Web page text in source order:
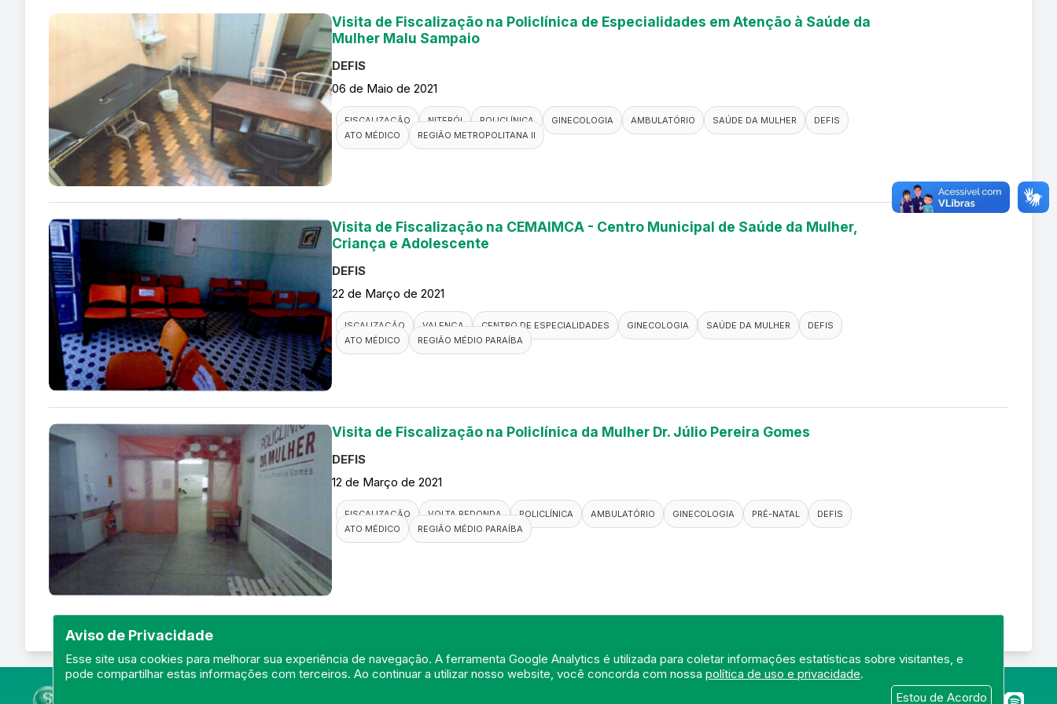
Aviso de Privacidade
Esse site usa cookies para melhorar sua experiência de navegação. A ferramenta Google Analytics é utilizada para coletar informações estatísticas sobre visitantes, e
pode compartilhar estas informações com terceiros. Ao continuar a utilizar nosso website, você concorda com nossapolítica de uso e privacidade.
Estou de Acordo
Visita de Fiscalização na Policlínica de Especialidades em Atenção à Saúde da
Mulher Malu Sampaio
DEFIS
06 de Maio de 2021
FISCALIZAÇÃO NITERÓI POLICLÍNICA GINECOLOGIA AMBULATÓRIO SAÚDE DA MULHER
DEFIS
ATO MÉDICO
REGIÃO METROPOLITANA II
Visita de Fiscalização na CEMAIMCA - Centro Municipal de Saúde da Mulher,
Criança e Adolescente
DEFIS
22 de Março de 2021
ISCALIZAÇÃO VALENÇA CENTRO DE ESPECIALIDADES GINECOLOGIA SAÚDE DA MULHER
DEFIS
ATO MÉDICO
REGIÃO MÉDIO PARAÍBA
Visita de Fiscalização na Policlínica da Mulher Dr. Júlio Pereira Gomes
DEFIS
12 de Março de 2021
FISCALIZAÇÃO VOLTA REDONDA POLICLÍNICA AMBULATÓRIO GINECOLOGIA PRÉ-NATAL
DEFIS
ATO MÉDICO
REGIÃO MÉDIO PARAÍBA
© Portal do Conselho Regional de Medicina do Rio de Janeiro - www.cremerj.org.br